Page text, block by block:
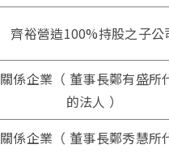
齊裕營造100%持股之子公
關係企業（ 董事長鄭有盛所
的法人 ）
關係企業（ 董事長鄭秀慧所